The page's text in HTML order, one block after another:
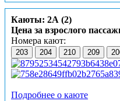
Каюты: 2А (2)
Цена за взрослого
Номера кают:
203 204 210 209
Подробнее о каюте